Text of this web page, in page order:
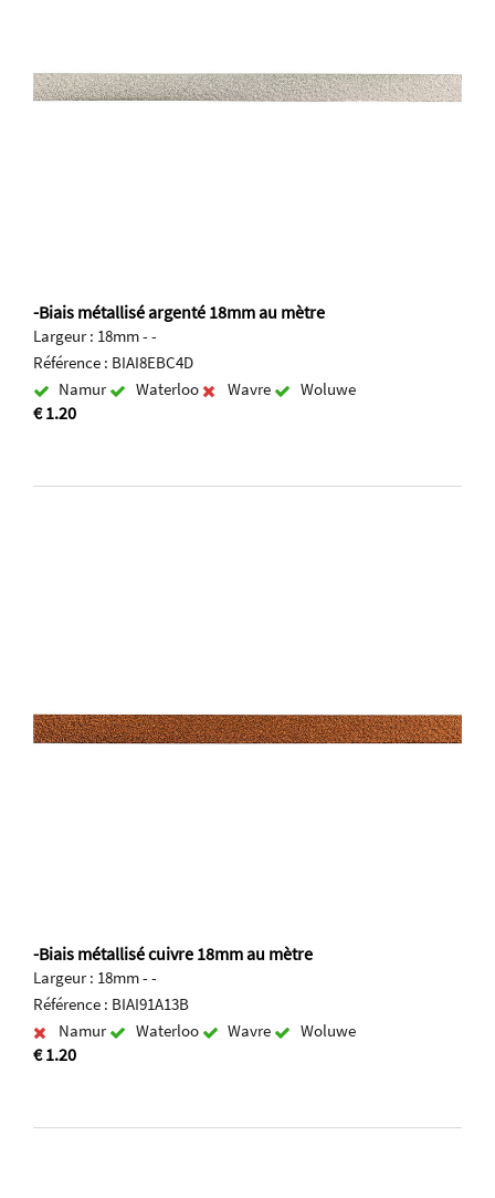
-Biais métallisé argenté 18mm au mètre
Largeur : 18mm - -
Référence : BIAI8EBC4D
Namur
Waterloo Wavre Woluwe
€ 1.20
-Biais métallisé cuivre 18mm au mètre
Largeur : 18mm - -
Référence : BIAI91A13B
Namur
Waterloo Wavre Woluwe
€ 1.20